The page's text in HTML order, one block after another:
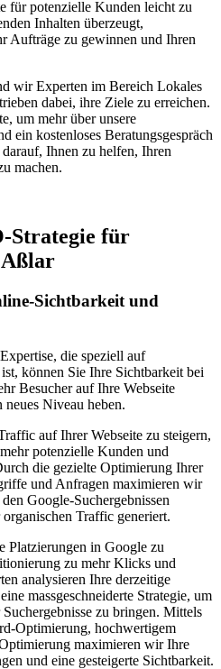
für potenzielle Kunden leicht zu
Inhalten überzeugt,
Aufträge zu gewinnen und Ihren
wir Experten im Bereich Lokales
dabei, ihre Ziele zu erreichen.
um mehr über unsere
ein kostenloses Beratungsgespräch
Ihnen zu helfen, Ihren
machen.
Strategie für
Aßlar
Sichtbarkeit und
die speziell auf
können Sie Ihre Sichtbarkeit bei
Besucher auf Ihre Webseite
Niveau heben.
auf Ihrer Webseite zu steigern,
potenzielle Kunden und
die gezielte Optimierung Ihrer
und Anfragen maximieren wir
Google-Suchergebnissen
Traffic generiert.
Platzierungen in Google zu
zu mehr Klicks und
analysieren Ihre derzeitige
massgeschneiderte Strategie, um
zu bringen. Mittels
Optimierung, hochwertigem
maximieren wir Ihre
und eine gesteigerte Sichtbarkeit.